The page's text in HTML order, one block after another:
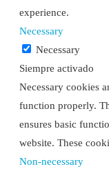
experience.
Necessary
Necessary
Siempre activado
Necessary cookies
function properly.
ensures basic
website. These
Non-necessary